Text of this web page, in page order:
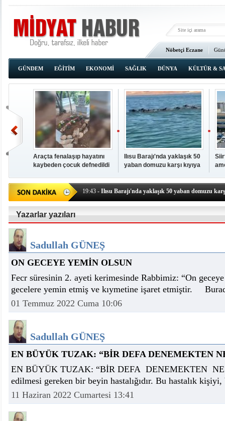
Nöbetçi Eczane
Ana Sayfa
GÜNDEM
EĞİTİM EKONOMİ SAĞLIK DÜNYA KÜLTÜR &
Araçta fenalaşıp hayatını
kaybeden çocuk defnedildi
Ilısu Barajı'nda yaklaşık 50
yaban domuzu karşı kıyıya
- OKUMAK İÇİN TIKLAYIN
19:43 - Ilısu Barajı'nda yaklaşık 50 yaban domuzu
19:42- Hacıoğlu: UMKE ekipleri bilgi, cesaret ve
19:08- HÜDA PAR Şırnak il başkanı Yalçın:
kumardır
18:06- MARSU, Kabala Mahallesi'nin Yaklaşık 40
18:14- VEFAT • Mehmet Ata Baştuğ
13:14- Mardin’de yangına müdahale eden itfaiye
13:13- Başkan Genç, Şırnak'ta dönel kavşak çağrısını
13:07
- Bakan Memişoğlu: 500 yataklı hastanemizi
13:05- Öter: Çiftçinin kullandığı mazot, gübre ve
Yazarlar yazıları
Sadullah GÜNEŞ
ON GECEYE YEMİN OLSUN
Fecr süresinin 2. ayeti kerimesinde Rabbimiz: “On
gecelere yemin etmiş ve kıymetine işaret etmiştir.
01 Temmuz 2022 Cuma 10:06
Sadullah GÜNEŞ
EN BÜYÜK TUZAK: “BİR DEFA DENEMEKTEN
EN BÜYÜK TUZAK: “BİR DEFA DENEMEKTEN NE
edilmesi gereken bir beyin hastalığıdır. Bu hastalık kişiyi,
11 Haziran 2022 Cumartesi 13:41